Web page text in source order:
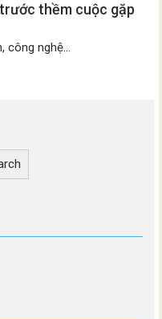
thềm cuộc gặp
công nghệ...